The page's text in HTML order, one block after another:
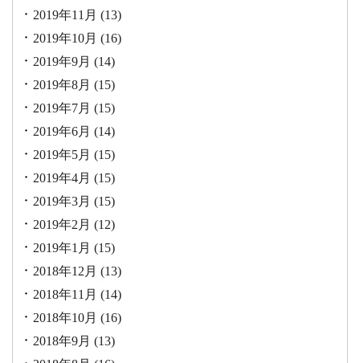
2019年11月 (13)
2019年10月 (16)
2019年9月 (14)
2019年8月 (15)
2019年7月 (15)
2019年6月 (14)
2019年5月 (15)
2019年4月 (15)
2019年3月 (15)
2019年2月 (12)
2019年1月 (15)
2018年12月 (13)
2018年11月 (14)
2018年10月 (16)
2018年9月 (13)